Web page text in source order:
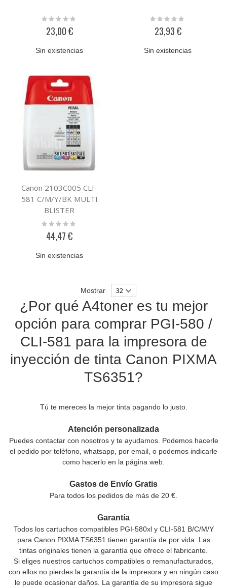
Rating:
23,00 €
Sin existencias
Rating:
23,93 €
Sin existencias
Canon 2103C005 CLI-
581 C/M/Y/BK MULTI
BLISTER
Rating:
44,47 €
Sin existencias
Mostrar
¿Por qué A4toner es tu mejor
opción para comprar PGI-580 /
CLI-581 para la impresora de
inyección de tinta Canon PIXMA
TS6351?
Tú te mereces la mejor tinta pagando lo justo.
Atención personalizada
Puedes contactar con nosotros y te ayudamos. Podemos hacerle
el pedido por teléfono, whatsapp, por email, o podemos indicarle
como hacerlo en la página web.
Gastos de Envío Gratis
Para todos los pedidos de más de 20 €.
Garantía
Todos los cartuchos compatibles PGI-580xl y CLI-581 B/C/M/Y
para Canon PIXMA TS6351 tienen garantía de por vida. Las
tintas originales tienen la garantía que ofrece el fabricante.
Si eliges nuestros cartuchos compatibles o remanufacturados,
con ellos no pierdes la garantía de la impresora y en ningún caso
le puede ocasionar daños. La garantía de su impresora sigue